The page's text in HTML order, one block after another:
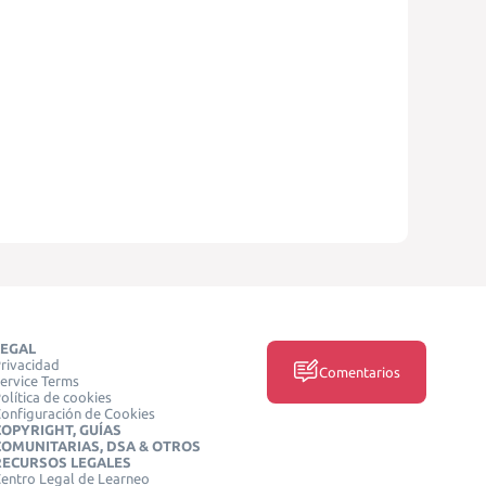
Terms
de cookies
de Cookies
GUÍAS
DSA & OTROS
LEGALES
Legal de Learneo
Comentarios